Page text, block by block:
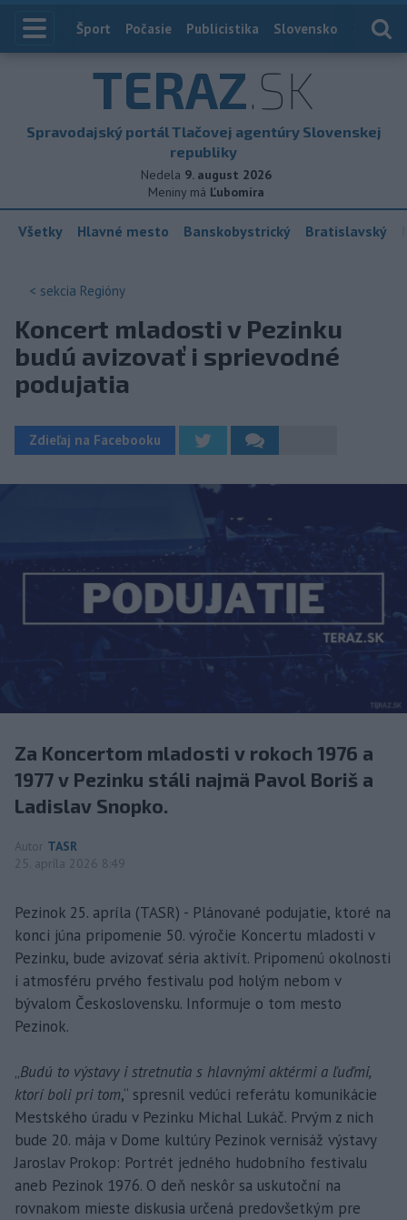
Index
Šport Počasie Publicistika Slovensko
TERAZ.SK
Spravodajský portál Tlačovej agentúry Slovenskej
republiky
Nedela 9. august 2026
Meniny má Ľubomíra
Všetky Hlavné mesto Banskobystrický Bratislavský
< sekcia Regióny
Koncert mladosti v Pezinku
budú avizovať i sprievodné
podujatia
Zdieľaj na Facebooku
Za Koncertom mladosti v rokoch 1976 a
1977 v Pezinku stáli najmä Pavol Boriš a
Ladislav Snopko.
Autor TASR
25. apríla 2026 8:49
Pezinok 25. apríla (TASR) - Plánované podujatie, ktoré na
konci júna pripomenie 50. výročie Koncertu mladosti v
Pezinku, bude avizovať séria aktivít. Pripomenú okolnosti
i atmosféru prvého festivalu pod holým nebom v
bývalom Československu. Informuje o tom mesto
Pezinok.
„Budú to výstavy i stretnutia s hlavnými aktérmi a ľuďmi,
ktorí boli pri tom,“ spresnil vedúci referátu komunikácie
Mestského úradu v Pezinku Michal Lukáč. Prvým z nich
bude 20. mája v Dome kultúry Pezinok vernisáž výstavy
Jaroslav Prokop: Portrét jedného hudobního festivalu
aneb Pezinok 1976. O deň neskôr sa uskutoční na
rovnakom mieste diskusia určená predovšetkým pre